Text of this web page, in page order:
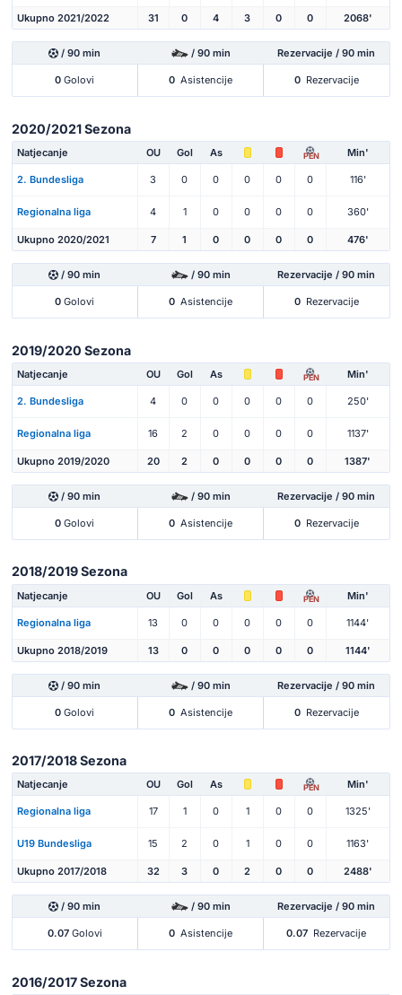
Ukupno 2021/2022 31 0 4 3 0 0 2068'
/ 90 min / 90 min Rezervacije / 90 min
0 Golovi 0 Asistencije 0 Rezervacije
2020/2021 Sezona
Natjecanje OU Gol As PEN Min'
2. Bundesliga 3 0 0 0 0 0 116'
Regionalna liga 4 1 0 0 0 0 360'
Ukupno 2020/2021 7 1 0 0 0 0 476'
/ 90 min / 90 min Rezervacije / 90 min
0 Golovi 0 Asistencije 0 Rezervacije
2019/2020 Sezona
Natjecanje OU Gol As PEN Min'
2. Bundesliga 4 0 0 0 0 0 250'
Regionalna liga 16 2 0 0 0 0 1137'
Ukupno 2019/2020 20 2 0 0 0 0 1387'
/ 90 min / 90 min Rezervacije / 90 min
0 Golovi 0 Asistencije 0 Rezervacije
2018/2019 Sezona
Natjecanje OU Gol As PEN Min'
Regionalna liga 13 0 0 0 0 0 1144'
Ukupno 2018/2019 13 0 0 0 0 0 1144'
/ 90 min / 90 min Rezervacije / 90 min
0 Golovi 0 Asistencije 0 Rezervacije
2017/2018 Sezona
Natjecanje OU Gol As PEN Min'
Regionalna liga 17 1 0 1 0 0 1325'
U19 Bundesliga 15 2 0 1 0 0 1163'
Ukupno 2017/2018 32 3 0 2 0 0 2488'
/ 90 min / 90 min Rezervacije / 90 min
0.07Golovi 0 Asistencije 0.07 Rezervacije
2016/2017 Sezona